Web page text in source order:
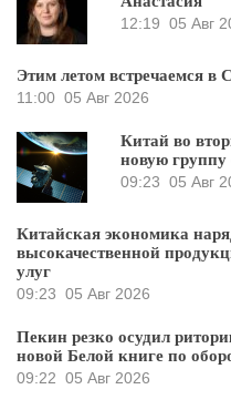
12:19 05 Авг
Этим летом встречаемся в
11:00 05 Авг 2026
Китай во
новую группу
09:23 05 Авг
Китайская экономика
высокачественной
улуг
09:23 05 Авг 2026
Пекин резко осудил
новой Белой книге по
09:22 05 Авг 2026